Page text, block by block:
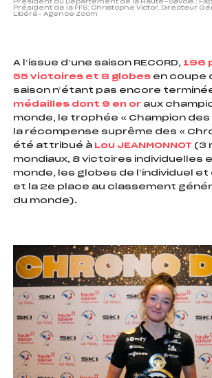
Président du Département de la Haute-Savoie ;
Président de la FFS; Christophe Victor, Directeur
Libéré– Agence Zoom
A l’issue d’une saison RECORD, 196
55 victoires et 8 globes en coupe
saison n’étant pas encore
médailles dont 9 en or aux
monde, le trophée « Champion des
la récompense suprême des «
été attribué à Lou JEANMONNOT (3
mondiaux, 8 victoires individuelles
monde, les globes de l’individuel
et la 2e place au classement
du monde).